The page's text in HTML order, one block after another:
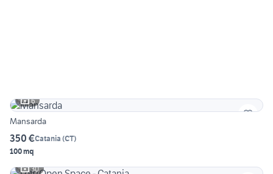
6
Mansarda
350 €Catania (CT)
100 mq
30